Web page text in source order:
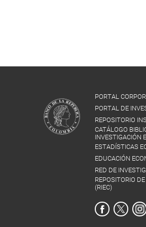
PORTAL
PORTAL DE
REPOSITORIO
CATÁLOGO
INVESTIGACIÓN
ESTADÍSTICAS
EDUCACIÓN
RED DE
REPOSITORIO
(RIEC)